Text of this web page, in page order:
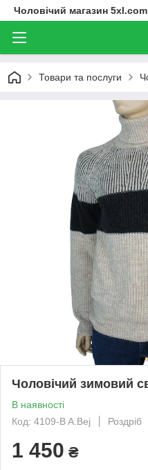
Чоловічий магазин
Товари та послуги
Чоловічий зимовий
В наявності
Код: 4109-B A.Bej
Роздріб
1 450 ₴